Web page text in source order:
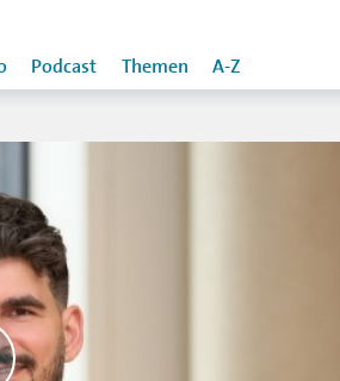
Podcast Themen A-Z